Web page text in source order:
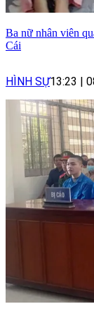
Ba nữ nhân viên
Cái
HÌNH SỰ13:23